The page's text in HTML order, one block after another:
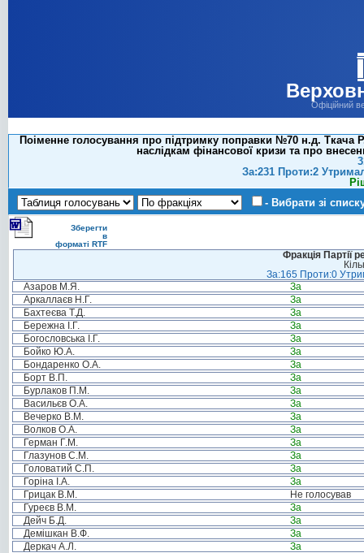
Офіційний
Поіменне голосування про підтримку поправки №70 н.д. Ткача
наслідкам фінансової кризи та про
За:231 Проти:2
- Вибрати зі
Зберегти
в
форматі RTF
Фракція Партії
За:165 Проти:0
Азаров М.Я.
За
Аркаллаєв Н.Г.
За
Бахтеєва Т.Д.
За
Бережна І.Г.
За
Богословська І.Г.
За
Бойко Ю.А.
За
Бондаренко О.А.
За
Борт В.П.
За
Бурлаков П.М.
За
Васильєв О.А.
За
Вечерко В.М.
За
Волков О.А.
За
Герман Г.М.
За
Глазунов С.М.
За
Головатий С.П.
За
Горіна І.А.
За
Грицак В.М.
Не голосував
Гуреєв В.М.
За
Дейч Б.Д.
За
Демішкан В.Ф.
За
Деркач А.Л.
За